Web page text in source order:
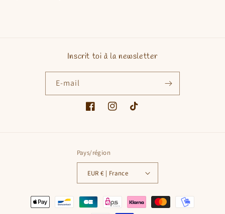
Inscrit toi à la newsletter
E-mail
FacebookInstagramTikTok
Pays/région
EUR € | France
Moyens